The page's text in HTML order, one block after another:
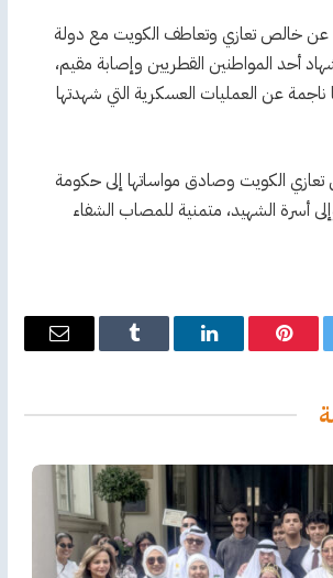
عن خالص تعازي وتعاطف الكويت مع دولة
أحد المواطنين القطريين وإصابة مقيم،
ناجمة عن العمليات العسكرية التي شهدتها
تعازي الكويت وصادق مواساتها إلى حكومة
أسرة الشهيد، متمنية للمصاب الشفاء
بينتيريستلينكدإن Tumblr
البريد